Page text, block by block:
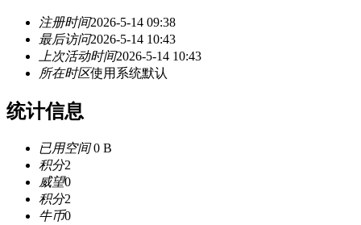
注册时间2026-5-14 09:38
最后访问2026-5-14 10:43
上次活动时间2026-5-14 10:43
所在时区使用系统默认
统计信息
已用空间0 B
积分2
威望0
积分2
牛币0